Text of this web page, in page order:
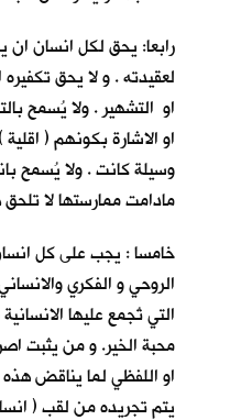
رابعا: يحق لكل انسان ان
لعقيدته . و لا يحق تكفيره
او التشهير . ولا يُسمح
او الاشارة بكونهم (
وسيلة كانت . ولا يُسمح
مادامت ممارستها لا تلحق
خامسا : يجب على كل
الروحي و الفكري والانساني
التي تُجمع عليها
محبة الخير. و من يثبت
او اللفظي لما يناقض
يتم تجريده من لقب (